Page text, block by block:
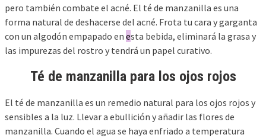
pero también combate el acné. El té de manzanilla es una
forma natural de deshacerse del acné. Frota tu cara y garganta
con un algodón empapado en esta bebida, eliminará la grasa y
las impurezas del rostro y tendrá un papel curativo.
Té de manzanilla para los ojos rojos
El té de manzanilla es un remedio natural para los ojos rojos y
sensibles a la luz. Llevar a ebullición y añadir las flores de
manzanilla. Cuando el agua se haya enfriado a temperatura